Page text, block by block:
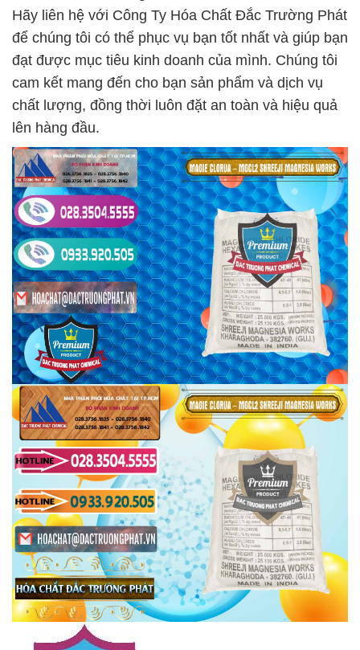
Hãy liên hệ với Công Ty Hóa Chất Đắc Trường Phát
để chúng tôi có thể phục vụ bạn tốt nhất và giúp bạn
đạt được mục tiêu kinh doanh của mình. Chúng tôi
cam kết mang đến cho bạn sản phẩm và dịch vụ
chất lượng, đồng thời luôn đặt an toàn và hiệu quả
lên hàng đầu.